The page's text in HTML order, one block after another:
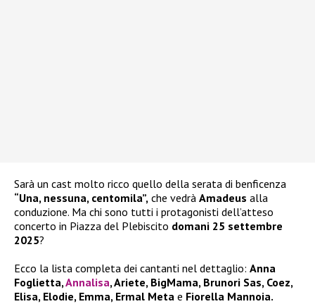
Sarà un cast molto ricco quello della serata di benficenza
“Una, nessuna, centomila”, che vedrà Amadeus alla
conduzione. Ma chi sono tutti i protagonisti dell’atteso
concerto in Piazza del Plebiscito domani 25 settembre
2025?
Ecco la lista completa dei cantanti nel dettaglio: Anna
Foglietta,Annalisa, Ariete, BigMama, Brunori Sas, Coez,
Elisa, Elodie, Emma, Ermal Meta e Fiorella Mannoia.